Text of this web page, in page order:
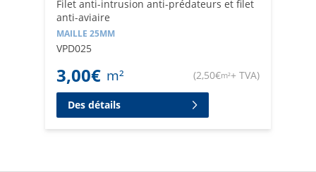
Filet anti-intrusion anti-prédateurs et filet
anti-aviaire
MAILLE 25MM
VPD025
3,00€ m² (2,50€m²+ TVA)
Des détails